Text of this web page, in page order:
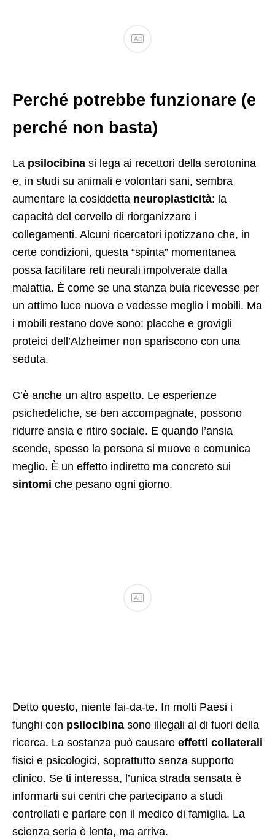
Ad
Perché potrebbe funzionare (e
perché non basta)
La psilocibina si lega ai recettori della serotonina
e, in studi su animali e volontari sani, sembra
aumentare la cosiddetta neuroplasticità: la
capacità del cervello di riorganizzare i
collegamenti. Alcuni ricercatori ipotizzano che, in
certe condizioni, questa “spinta” momentanea
possa facilitare reti neurali impolverate dalla
malattia. È come se una stanza buia ricevesse per
un attimo luce nuova e vedesse meglio i mobili. Ma
i mobili restano dove sono: placche e grovigli
proteici dell’Alzheimer non spariscono con una
seduta.
C’è anche un altro aspetto. Le esperienze
psichedeliche, se ben accompagnate, possono
ridurre ansia e ritiro sociale. E quando l’ansia
scende, spesso la persona si muove e comunica
meglio. È un effetto indiretto ma concreto sui
sintomi che pesano ogni giorno.
Ad
Detto questo, niente fai-da-te. In molti Paesi i
funghi con psilocibina sono illegali al di fuori della
ricerca. La sostanza può causare effetti collaterali
fisici e psicologici, soprattutto senza supporto
clinico. Se ti interessa, l’unica strada sensata è
informarti sui centri che partecipano a studi
controllati e parlare con il medico di famiglia. La
scienza seria è lenta, ma arriva.